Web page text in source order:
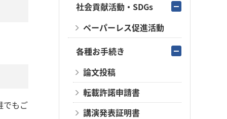
でもご
社会貢献活動・SDGs
ペーパーレス促進活動
各種お手続き
論文投稿
転載許諾申請書
講演発表証明書